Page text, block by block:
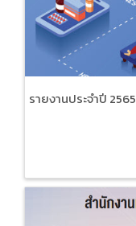
รายงานประจำปี 2565